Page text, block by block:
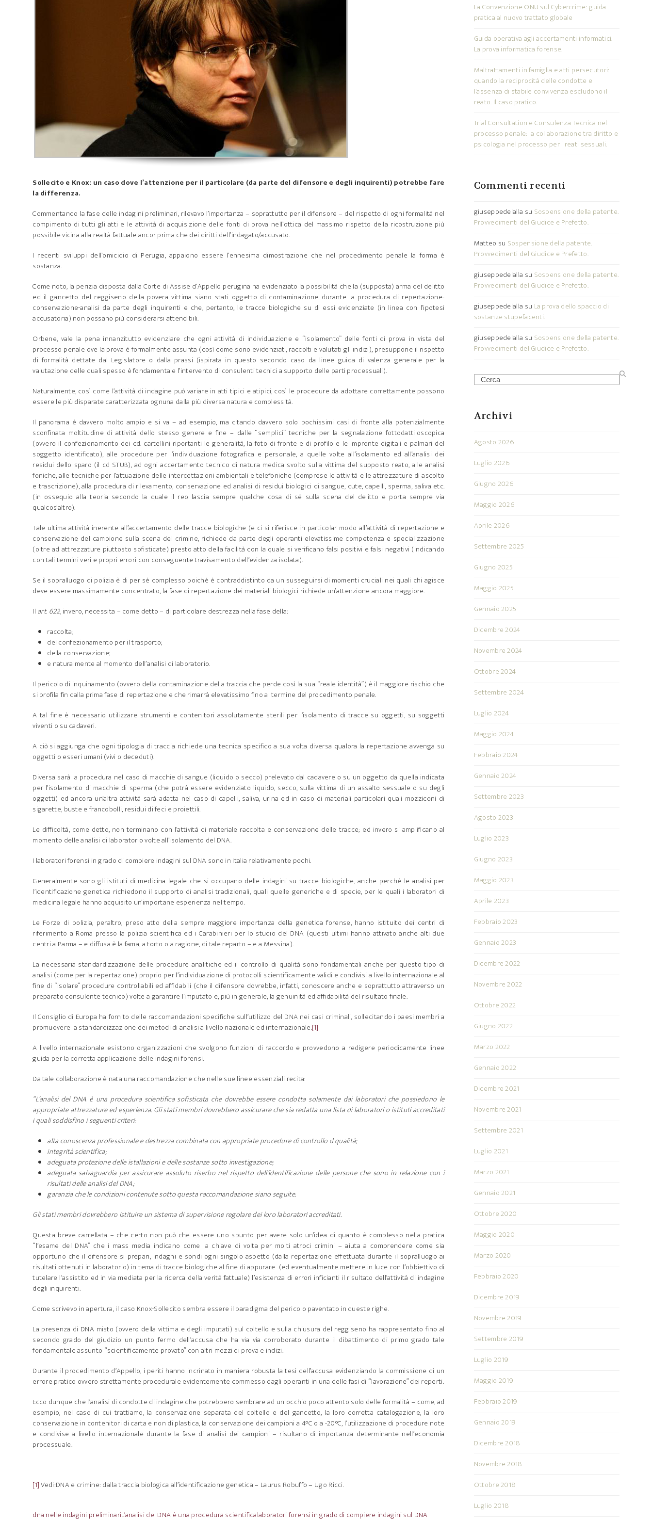
Sollecito e Knox: un caso dove l’attenzione per il particolare (da parte del difensore e degli inquirenti) potrebbe fare
la differenza.
Commentando la fase delle indagini preliminari, rilevavo l’importanza – soprattutto per il difensore – del rispetto di ogni formalità nel
compimento di tutti gli atti e le attività di acquisizione delle fonti di prova nell’ottica del massimo rispetto della ricostruzione più
possibile vicina alla realtà fattuale ancor prima che dei diritti dell’indagato/accusato.
I recenti sviluppi dell’omicidio di Perugia, appaiono essere l’ennesima dimostrazione che nel procedimento penale la forma è
sostanza.
Come noto, la perizia disposta dalla Corte di Assise d’Appello perugina ha evidenziato la possibilità che la (supposta) arma del delitto
ed il gancetto del reggiseno della povera vittima siano stati oggetto di contaminazione durante la procedura di repertazione-
conservazione-analisi da parte degli inquirenti e che, pertanto, le tracce biologiche su di essi evidenziate (in linea con l’ipotesi
accusatoria) non possano più considerarsi attendibili.
Orbene, vale la pena innanzitutto evidenziare che ogni attività di individuazione e “isolamento” delle fonti di prova in vista del
processo penale ove la prova è formalmente assunta (così come sono evidenziati, raccolti e valutati gli indizi), presuppone il rispetto
di formalità dettate dal Legislatore o dalla prassi (ispirata in questo secondo caso da linee guida di valenza generale per la
valutazione delle quali spesso è fondamentale l’intervento di consulenti tecnici a supporto delle parti processuali).
Naturalmente, così come l’attività di indagine può variare in atti tipici e atipici, così le procedure da adottare correttamente possono
essere le più disparate caratterizzata ognuna dalla più diversa natura e complessità.
Il panorama è davvero molto ampio e si va – ad esempio, ma citando davvero solo pochissimi casi di fronte alla potenzialmente
sconfinata moltitudine di attività dello stesso genere e fine – dalle “semplici” tecniche per la segnalazione fottodattiloscopica
(ovvero il confezionamento dei cd. cartellini riportanti le generalità, la foto di fronte e di profilo e le impronte digitali e palmari del
soggetto identificato), alle procedure per l’individuazione fotografica e personale, a quelle volte all’isolamento ed all’analisi dei
residui dello sparo (il cd STUB), ad ogni accertamento tecnico di natura medica svolto sulla vittima del supposto reato, alle analisi
foniche, alle tecniche per l’attuazione delle intercettazioni ambientali e telefoniche (comprese le attività e le attrezzature di ascolto
e trascrizione), alla procedura di rilevamento, conservazione ed analisi di residui biologici di sangue, cute, capelli, sperma, saliva etc.
(in ossequio alla teoria secondo la quale il reo lascia sempre qualche cosa di sé sulla scena del delitto e porta sempre via
qualcos’altro).
Tale ultima attività inerente all’accertamento delle tracce biologiche (e ci si riferisce in particolar modo all’attività di repertazione e
conservazione del campione sulla scena del crimine, richiede da parte degli operanti elevatissime competenza e specializzazione
(oltre ad attrezzature piuttosto sofisticate) presto atto della facilità con la quale si verificano falsi positivi e falsi negativi (indicando
con tali termini veri e propri errori con conseguente travisamento dell’evidenza isolata).
Se il sopralluogo di polizia è di per sé complesso poiché è contraddistinto da un susseguirsi di momenti cruciali nei quali chi agisce
deve essere massimamente concentrato, la fase di repertazione dei materiali biologici richiede un’attenzione ancora maggiore.
Il art. 622, invero, necessita – come detto – di particolare destrezza nella fase della:
raccolta;
del confezionamento per il trasporto;
della conservazione;
e naturalmente al momento dell’analisi di laboratorio.
Il pericolo di inquinamento (ovvero della contaminazione della traccia che perde così la sua “reale identità”) è il maggiore rischio che
si profila fin dalla prima fase di repertazione e che rimarrà elevatissimo fino al termine del procedimento penale.
A tal fine è necessario utilizzare strumenti e contenitori assolutamente sterili per l’isolamento di tracce su oggetti, su soggetti
viventi o su cadaveri.
A ciò si aggiunga che ogni tipologia di traccia richiede una tecnica specifico a sua volta diversa qualora la repertazione avvenga su
oggetti o esseri umani (vivi o deceduti).
Diversa sarà la procedura nel caso di macchie di sangue (liquido o secco) prelevato dal cadavere o su un oggetto da quella indicata
per l’isolamento di macchie di sperma (che potrà essere evidenziato liquido, secco, sulla vittima di un assalto sessuale o su degli
oggetti) ed ancora un’altra attività sarà adatta nel caso di capelli, saliva, urina ed in caso di materiali particolari quali mozziconi di
sigarette, buste e francobolli, residui di feci e proiettili.
Le difficoltà, come detto, non terminano con l’attività di materiale raccolta e conservazione delle tracce; ed invero si amplificano al
momento delle analisi di laboratorio volte all’isolamento del DNA.
I laboratori forensi in grado di compiere indagini sul DNA sono in Italia relativamente pochi.
Generalmente sono gli istituti di medicina legale che si occupano delle indagini su tracce biologiche, anche perchè le analisi per
l’identificazione genetica richiedono il supporto di analisi tradizionali, quali quelle generiche e di specie, per le quali i laboratori di
medicina legale hanno acquisito un’importane esperienza nel tempo.
Le Forze di polizia, peraltro, preso atto della sempre maggiore importanza della genetica forense, hanno istituito dei centri di
riferimento a Roma presso la polizia scientifica ed i Carabinieri per lo studio del DNA (questi ultimi hanno attivato anche alti due
centri a Parma – e diffusa è la fama, a torto o a ragione, di tale reparto – e a Messina).
La necessaria standardizzazione delle procedure analitiche ed il controllo di qualità sono fondamentali anche per questo tipo di
analisi (come per la repertazione) proprio per l’individuazione di protocolli scientificamente validi e condivisi a livello internazionale al
fine di “isolare” procedure controllabili ed affidabili (che il difensore dovrebbe, infatti, conoscere anche e soprattutto attraverso un
preparato consulente tecnico) volte a garantire l’imputato e, più in generale, la genuinità ed affidabilità del risultato finale.
Il Consiglio di Europa ha fornito delle raccomandazioni specifiche sull’utilizzo del DNA nei casi criminali, sollecitando i paesi membri a
promuovere la standardizzazione dei metodi di analisi a livello nazionale ed internazionale.[1]
A livello internazionale esistono organizzazioni che svolgono funzioni di raccordo e provvedono a redigere periodicamente linee
guida per la corretta applicazione delle indagini forensi.
Da tale collaborazione è nata una raccomandazione che nelle sue linee essenziali recita:
“L’analisi del DNA è una procedura scientifica sofisticata che dovrebbe essere condotta solamente dai laboratori che possiedono le
appropriate attrezzature ed esperienza. Gli stati membri dovrebbero assicurare che sia redatta una lista di laboratori o istituti accreditati
i quali soddisfino i seguenti criteri:
alta conoscenza professionale e destrezza combinata con appropriate procedure di controllo d qualità;
integrità scientifica;
adeguata protezione delle istallazioni e delle sostanze sotto investigazione;
adeguata salvaguardia per assicurare assoluto riserbo nel rispetto dell’identificazione delle persone che sono in relazione con i
risultati delle analisi del DNA;
garanzia che le condizioni contenute sotto questa raccomandazione siano seguite.
Gli stati membri dovrebbero istituire un sistema di supervisione regolare dei loro laboratori accreditati.
Questa breve carrellata – che certo non può che essere uno spunto per avere solo un’idea di quanto è complesso nella pratica
“l’esame del DNA” che i mass media indicano come la chiave di volta per molti atroci crimini – aiuta a comprendere come sia
opportuno che il difensore si prepari, indaghi e sondi ogni singolo aspetto (dalla repertazione effettuata durante il sopralluogo ai
risultati ottenuti in laboratorio) in tema di tracce biologiche al fine di appurare (ed eventualmente mettere in luce con l’obbiettivo di
tutelare l’assistito ed in via mediata per la ricerca della verità fattuale) l’esistenza di errori inficianti il risultato dell’attività di indagine
degli inquirenti.
Come scrivevo in apertura, il caso Knox-Sollecito sembra essere il paradigma del pericolo paventato in queste righe.
La presenza di DNA misto (ovvero della vittima e degli imputati) sul coltello e sulla chiusura del reggiseno ha rappresentato fino al
secondo grado del giudizio un punto fermo dell’accusa che ha via via corroborato durante il dibattimento di primo grado tale
fondamentale assunto “scientificamente provato” con altri mezzi di prova e indizi.
Durante il procedimento d’Appello, i periti hanno incrinato in maniera robusta la tesi dell’accusa evidenziando la commissione di un
errore pratico ovvero strettamente procedurale evidentemente commesso dagli operanti in una delle fasi di “lavorazione” dei reperti.
Ecco dunque che l’analisi di condotte di indagine che potrebbero sembrare ad un occhio poco attento solo delle formalità – come, ad
esempio, nel caso di cui trattiamo, la conservazione separata del coltello e del gancetto, la loro corretta catalogazione, la loro
conservazione in contenitori di carta e non di plastica, la conservazione dei campioni a 4°C o a -20°C, l’utilizzazione di procedure note
e condivise a livello internazionale durante la fase di analisi dei campioni – risultano di importanza determinante nell’economia
processuale.
[1]Vedi:DNA e crimine: dalla traccia biologica all’identificazione genetica – Laurus Robuffo – Ugo Ricci.
dna nelle indagini preliminariL’analisi del DNA è una procedura scientificalaboratori forensi in grado di compiere indagini sul DNA
La Convenzione ONU sul Cybercrime: guida
pratica al nuovo trattato globale
Guida operativa agli accertamenti informatici.
La prova informatica forense.
Maltrattamenti in famiglia e atti persecutori:
quando la reciprocità delle condotte e
l’assenza di stabile convivenza escludono il
reato. Il caso pratico.
Trial Consultation e Consulenza Tecnica nel
processo penale: la collaborazione tra diritto e
psicologia nel processo per i reati sessuali.
Commenti recenti
giuseppedelalla su Sospensione della patente.
Provvedimenti del Giudice e Prefetto.
Matteo su Sospensione della patente.
Provvedimenti del Giudice e Prefetto.
giuseppedelalla su Sospensione della patente.
Provvedimenti del Giudice e Prefetto.
giuseppedelalla su La prova dello spaccio di
sostanze stupefacenti.
giuseppedelalla su Sospensione della patente.
Provvedimenti del Giudice e Prefetto.
Search
Archivi
Agosto 2026
Luglio 2026
Giugno 2026
Maggio 2026
Aprile 2026
Settembre 2025
Giugno 2025
Maggio 2025
Gennaio 2025
Dicembre 2024
Novembre 2024
Ottobre 2024
Settembre 2024
Luglio 2024
Maggio 2024
Febbraio 2024
Gennaio 2024
Settembre 2023
Agosto 2023
Luglio 2023
Giugno 2023
Maggio 2023
Aprile 2023
Febbraio 2023
Gennaio 2023
Dicembre 2022
Novembre 2022
Ottobre 2022
Giugno 2022
Marzo 2022
Gennaio 2022
Dicembre 2021
Novembre 2021
Settembre 2021
Luglio 2021
Marzo 2021
Gennaio 2021
Ottobre 2020
Maggio 2020
Marzo 2020
Febbraio 2020
Dicembre 2019
Novembre 2019
Settembre 2019
Luglio 2019
Maggio 2019
Febbraio 2019
Gennaio 2019
Dicembre 2018
Novembre 2018
Ottobre 2018
Luglio 2018